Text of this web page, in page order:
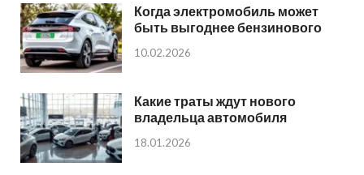
Когда электромобиль может
быть выгоднее бензинового
10.02.2026
Какие траты ждут нового
владельца автомобиля
18.01.2026